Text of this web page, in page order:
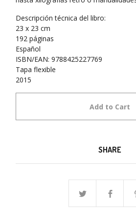
Descripción técnica del libro:
23 x 23 cm
192 páginas
Español
ISBN/EAN: 9788425227769
Tapa flexible
2015
Add to Cart
SHARE